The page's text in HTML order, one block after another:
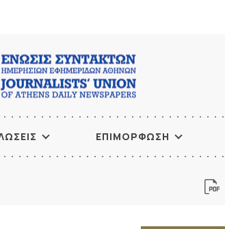
ΕΠΙΜΟΡΦΩΣΗ